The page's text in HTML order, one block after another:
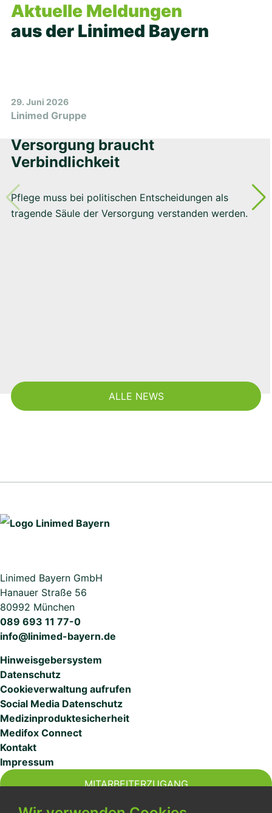
Aktuelle Meldungen
aus der Linimed Bayern
29. Juni 2026
Linimed Gruppe
Versorgung braucht
Verbindlichkeit
Pflege muss bei politischen Entscheidungen als
tragende Säule der Versorgung verstanden werden.
ALLE NEWS
Linimed Bayern GmbH
Hanauer Straße 56
80992 München
089 693 11 77-0
info@linimed-bayern.de
Hinweisgebersystem
Datenschutz
Cookieverwaltung aufrufen
Social Media Datenschutz
Medizinproduktesicherheit
Medifox Connect
Kontakt
Impressum
MITARBEITERZUGANG